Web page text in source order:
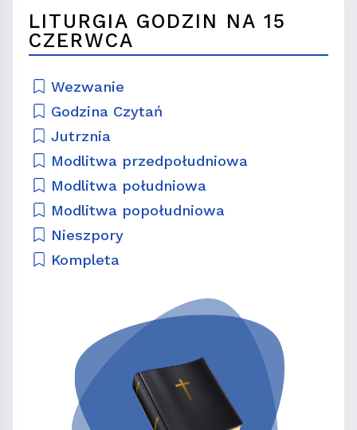
LITURGIA GODZIN NA 15
CZERWCA
Wezwanie
Godzina Czytań
Jutrznia
Modlitwa przedpołudniowa
Modlitwa południowa
Modlitwa popołudniowa
Nieszpory
Kompleta